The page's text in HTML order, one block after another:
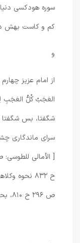
سوره هودکسی
کم و کاست بهش
و
از امام عزیز
العَجَبُ کُلُّ العَجَبِ
شگفتا، بس شگفتا
سراى ماندگارى
ح ۸۳۲ نحوه
ص ۲۹۶ ح ۸۱۰، بحار الأنوار: ج ۷۸ ص ۱۴۲ ح ۴.]